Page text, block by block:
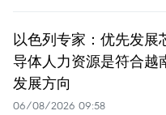
以色列专家：优先发展
导体人力资源是符合越
发展方向
06/08/2026 09:58